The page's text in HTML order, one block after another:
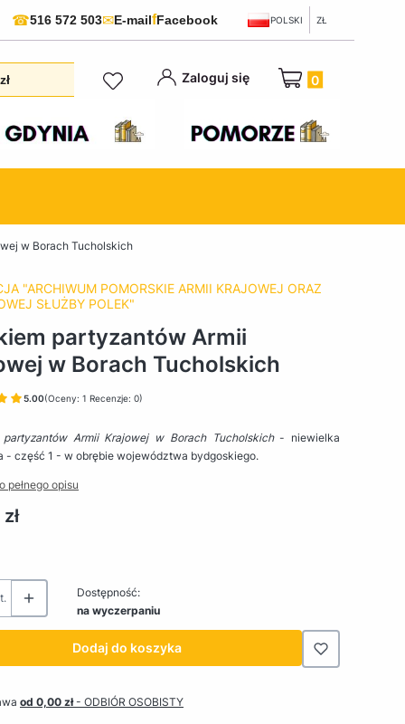
☎516 572 503✉E-mailfFacebook POLSKI ZŁ
Zaloguj się Produkty w
w Borach Tucholskich
"ARCHIWUM POMORSKIE ARMII KRAJOWEJ ORAZ
SŁUŻBY POLEK"
partyzantów Armii
w Borach Tucholskich
5.00(Oceny: 1 Recenzje: 0)
partyzantów Armii Krajowej w Borach Tucholskich- niewielka
- część 1 - w obrębie województwa bydgoskiego.
pełnego opisu
Dostępność:
na wyczerpaniu
Dodaj do koszyka
od 0,00 zł- ODBIÓR OSOBISTY